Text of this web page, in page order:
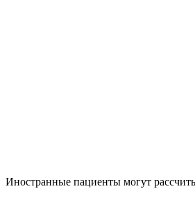
Иностранные пациенты могут